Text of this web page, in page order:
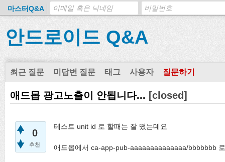
마스터Q&A
안드로이드 Q&A
최근 질문 미답변 질문 태그 사용자 질문하기
애드몹 광고노출이 안됩니다... [closed]
0
추천
테스트 unit id 로 할때는 잘 떴는데요
애드몹에서 ca-app-pub-aaaaaaaaaaaaaa/bbbbbbb